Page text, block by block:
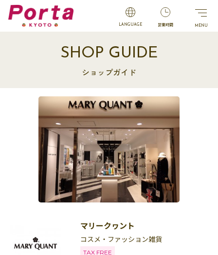
LANGUAGE 営業時間
SHOP GUIDE
ショップガイド
マリークヮント
コスメ・ファッション雑貨
TAX FREE